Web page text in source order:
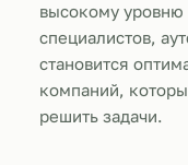
высокому уровню
специалистов,
становится
компаний,
решить задачи.